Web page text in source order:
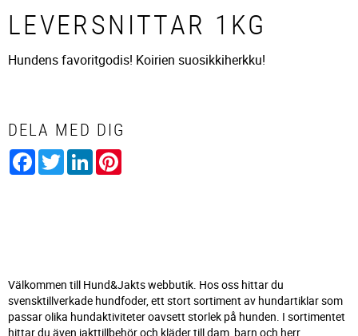
LEVERSNITTAR 1KG
Hundens favoritgodis! Koirien suosikkiherkku!
DELA MED DIG
Facebook
TwitterLinkedIn
Välkommen till Hund&Jakts webbutik. Hos oss hittar du
svensktillverkade hundfoder, ett stort sortiment av hundartiklar som
passar olika hundaktiviteter oavsett storlek på hunden. I sortimentet
hittar du även jakttillbehör och kläder till dam, barn och herr.